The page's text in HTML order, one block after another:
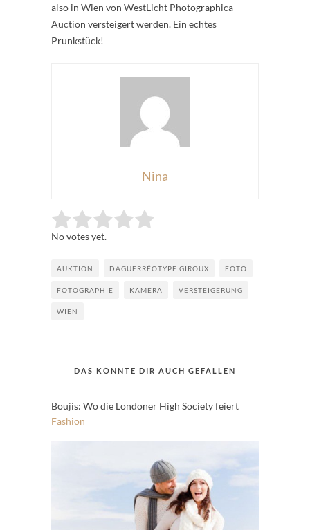
also in Wien von WestLicht Photographica
Auction versteigert werden. Ein echtes
Prunkstück!
Nina
Rate this item: Submit Rating
No votes yet.
AUKTION DAGUERRÉOTYPE GIROUX FOTO
FOTOGRAPHIE KAMERA VERSTEIGERUNG
WIEN
DAS KÖNNTE DIR AUCH GEFALLEN
Boujis: Wo die Londoner High Society feiert
Fashion